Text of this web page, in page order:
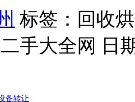
标签：回收
二手大全网
日
备转让